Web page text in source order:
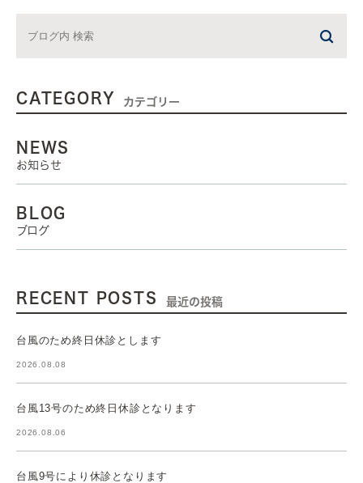
CATEGORY カテゴリー
NEWS
お知らせ
BLOG
ブログ
RECENT POSTS 最近の投稿
台風のため終日休診とします
2026.08.08
台風13号のため終日休診となります
2026.08.06
台風9号により休診となります